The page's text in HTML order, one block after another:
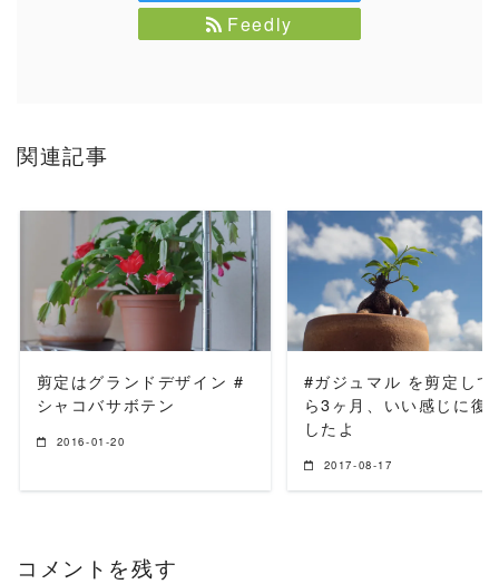
Feedly
関連記事
READ MORE
剪定はグランドデザイン #
シャコバサボテン
2016-01-20
READ MORE
#ガジュマル を剪定して
ら3ヶ月、いい感じに復
したよ
2017-08-17
コメントを残す